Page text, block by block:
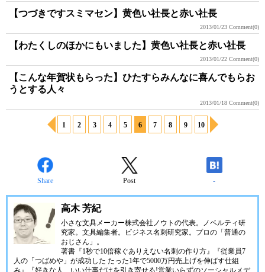
【つづきですスミマセン】黄色い社長と赤い社長
2013/01/23 Comment(0)
【わたくしのほかにもいました】黄色い社長と赤い社長
2013/01/22 Comment(0)
【こんな年賀状もらった】ひたすらみんなに喜んでもらお
うとする人々
2013/01/18 Comment(0)
1 2 3 4 5 6 7 8 9 10
Share Post -
高木 芳紀
小さな文具メーカー株式会社ノウトの代表。ノベルティ研
究家。文具編集者。ビジネス名刺研究家。プロの「普通の
おじさん」。
著書『1秒で10倍稼ぐありえない名刺の作り方』『従業員7
人の「つばめや」が成功した たった1年で5000万円売上げを伸ばす仕組
み』『好きな人、いい仕事だけを引き寄せる!営業いらずのソーシャルメデ